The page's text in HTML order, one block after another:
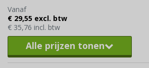
Vanaf
€ 29,55 excl. btw
€ 35,76 incl. btw
Alle prijzen tonen